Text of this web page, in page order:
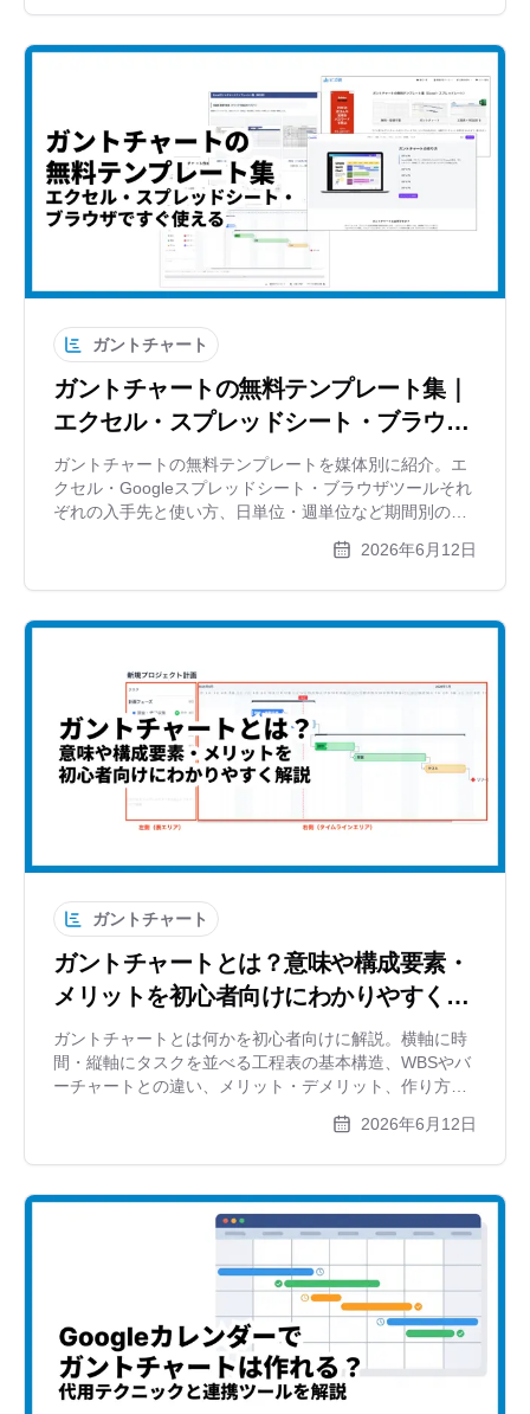
ガントチャート
ガントチャートの無料テンプレート集｜
エクセル・スプレッドシート・ブラウザ
ですぐ使える
ガントチャートの無料テンプレートを媒体別に紹介。エ
クセル・Googleスプレッドシート・ブラウザツールそれ
ぞれの入手先と使い方、日単位・週単位など期間別の選
2026年6月12日
ガントチャート
ガントチャートとは？意味や構成要素・
メリットを初心者向けにわかりやすく解
説
ガントチャートとは何かを初心者向けに解説。横軸に時
間・縦軸にタスクを並べる工程表の基本構造、WBSやバ
ーチャートとの違い、メリット・デメリット、作り方の
2026年6月12日